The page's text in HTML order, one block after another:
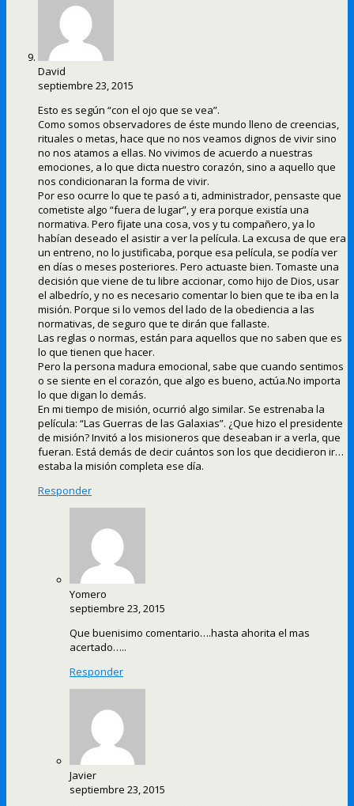
David
septiembre 23, 2015
Esto es según “con el ojo que se vea”.
Como somos observadores de éste mundo lleno de creencias,
rituales o metas, hace que no nos veamos dignos de vivir sino
no nos atamos a ellas. No vivimos de acuerdo a nuestras
emociones, a lo que dicta nuestro corazón, sino a aquello que
nos condicionaran la forma de vivir.
Por eso ocurre lo que te pasó a ti, administrador, pensaste que
cometiste algo “fuera de lugar”, y era porque existía una
normativa. Pero fijate una cosa, vos y tu compañero, ya lo
habían deseado el asistir a ver la película. La excusa de que era
un entreno, no lo justificaba, porque esa película, se podía ver
en días o meses posteriores. Pero actuaste bien. Tomaste una
decisión que viene de tu libre accionar, como hijo de Dios, usar
el albedrío, y no es necesario comentar lo bien que te iba en la
misión. Porque si lo vemos del lado de la obediencia a las
normativas, de seguro que te dirán que fallaste.
Las reglas o normas, están para aquellos que no saben que es
lo que tienen que hacer.
Pero la persona madura emocional, sabe que cuando sentimos
o se siente en el corazón, que algo es bueno, actúa.No importa
lo que digan lo demás.
En mi tiempo de misión, ocurrió algo similar. Se estrenaba la
película: “Las Guerras de las Galaxias”. ¿Que hizo el presidente
de misión? Invitó a los misioneros que deseaban ir a verla, que
fueran. Está demás de decir cuántos son los que decidieron ir…
estaba la misión completa ese día.
Responder
Yomero
septiembre 23, 2015
Que buenisimo comentario….hasta ahorita el mas
acertado…..
Responder
Javier
septiembre 23, 2015